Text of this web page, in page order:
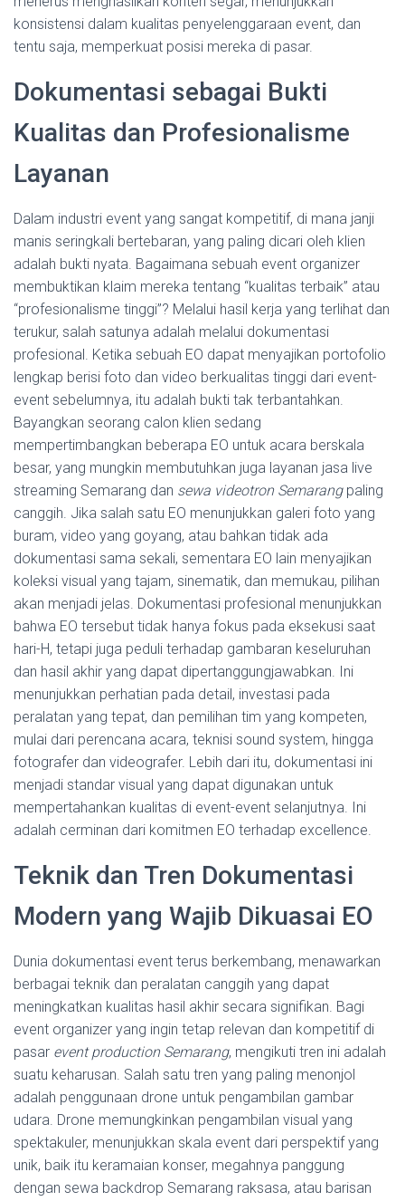
konsistensi dalam kualitas penyelenggaraan event, dan
tentu saja, memperkuat posisi mereka di pasar.
Dokumentasi sebagai Bukti
Kualitas dan Profesionalisme
Layanan
Dalam industri event yang sangat kompetitif, di mana janji
manis seringkali bertebaran, yang paling dicari oleh klien
adalah bukti nyata. Bagaimana sebuah event organizer
membuktikan klaim mereka tentang “kualitas terbaik” atau
“profesionalisme tinggi”? Melalui hasil kerja yang terlihat dan
terukur, salah satunya adalah melalui dokumentasi
profesional. Ketika sebuah EO dapat menyajikan portofolio
lengkap berisi foto dan video berkualitas tinggi dari event-
event sebelumnya, itu adalah bukti tak terbantahkan.
Bayangkan seorang calon klien sedang
mempertimbangkan beberapa EO untuk acara berskala
besar, yang mungkin membutuhkan juga layanan jasa live
streaming Semarang dan sewa videotron Semarangpaling
canggih. Jika salah satu EO menunjukkan galeri foto yang
buram, video yang goyang, atau bahkan tidak ada
dokumentasi sama sekali, sementara EO lain menyajikan
koleksi visual yang tajam, sinematik, dan memukau, pilihan
akan menjadi jelas. Dokumentasi profesional menunjukkan
bahwa EO tersebut tidak hanya fokus pada eksekusi saat
hari-H, tetapi juga peduli terhadap gambaran keseluruhan
dan hasil akhir yang dapat dipertanggungjawabkan. Ini
menunjukkan perhatian pada detail, investasi pada
peralatan yang tepat, dan pemilihan tim yang kompeten,
mulai dari perencana acara, teknisi sound system, hingga
fotografer dan videografer. Lebih dari itu, dokumentasi ini
menjadi standar visual yang dapat digunakan untuk
mempertahankan kualitas di event-event selanjutnya. Ini
adalah cerminan dari komitmen EO terhadap excellence.
Teknik dan Tren Dokumentasi
Modern yang Wajib Dikuasai EO
Dunia dokumentasi event terus berkembang, menawarkan
berbagai teknik dan peralatan canggih yang dapat
meningkatkan kualitas hasil akhir secara signifikan. Bagi
event organizer yang ingin tetap relevan dan kompetitif di
pasar event production Semarang, mengikuti tren ini adalah
suatu keharusan. Salah satu tren yang paling menonjol
adalah penggunaan drone untuk pengambilan gambar
udara. Drone memungkinkan pengambilan visual yang
spektakuler, menunjukkan skala event dari perspektif yang
unik, baik itu keramaian konser, megahnya panggung
dengan sewa backdrop Semarang raksasa, atau barisan